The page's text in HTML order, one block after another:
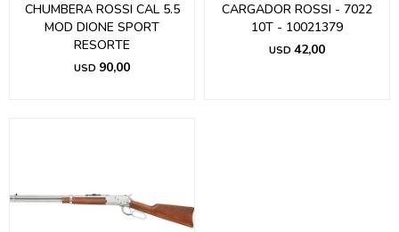
CHUMBERA ROSSI CAL 5.5
MOD DIONE SPORT
RESORTE
USD 90,00
CARGADOR ROSSI - 7022
10T - 10021379
USD 42,00